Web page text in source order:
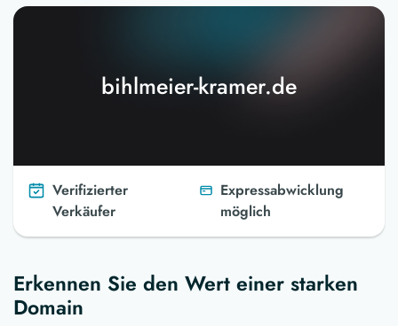
bihlmeier-kramer.de
Verifizierter
Verkäufer
Expressabwicklung
möglich
Erkennen Sie den Wert einer starken
Domain